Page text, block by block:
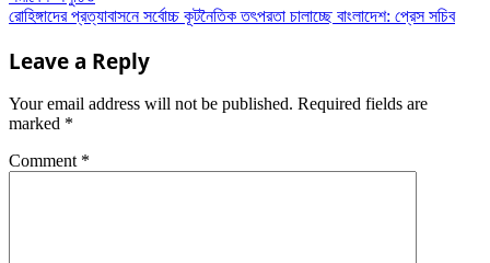
রোহিঙ্গাদের প্রত্যাবাসনে সর্বোচ্চ কূটনৈতিক তৎপরতা চালাচ্ছে বাংলাদেশ: প্রেস সচিব
Leave a Reply
Your email address will not be published. Required fields are
marked *
Comment *